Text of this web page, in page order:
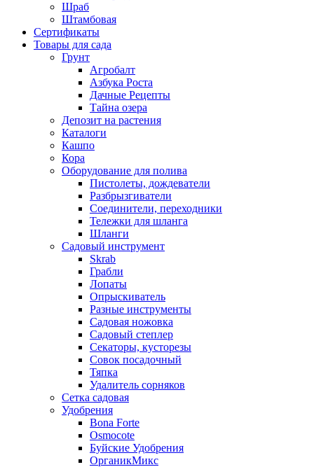
Шраб
Штамбовая
Сертификаты
Товары для сада
Грунт
Агробалт
Азбука Роста
Дачные Рецепты
Тайна озера
Депозит на растения
Каталоги
Кашпо
Кора
Оборудование для полива
Пистолеты, дождеватели
Разбрызгиватели
Соединители, переходники
Тележки для шланга
Шланги
Садовый инструмент
Skrab
Грабли
Лопаты
Опрыскиватель
Разные инструменты
Садовая ножовка
Садовый степлер
Секаторы, кусторезы
Совок посадочный
Тяпка
Удалитель сорняков
Сетка садовая
Удобрения
Bona Forte
Osmocote
Буйские Удобрения
ОрганикМикс